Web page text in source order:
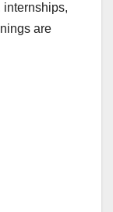
internships,
are